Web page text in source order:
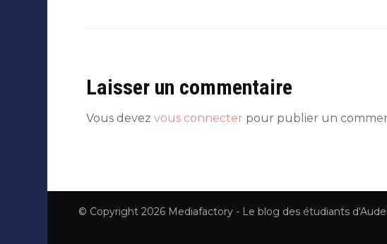
Laisser un commentaire
Vous devez vous connecter pour publier un
© Copyright 2026 Mediafactory - Le blog des étudiants